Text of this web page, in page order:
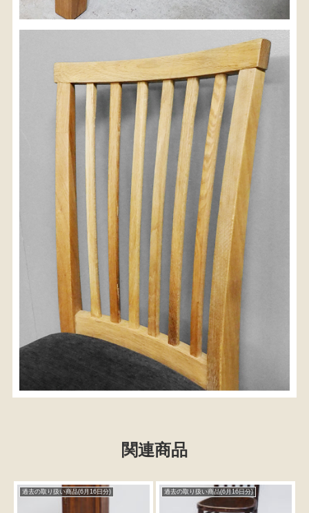
関連商品
過去の取り扱い商品(6月16日分) 過去の取り扱い商品(6月16日分)